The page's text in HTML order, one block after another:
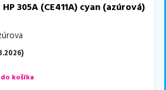
305A (CE411A) cyan (azúrová)
)
košíka